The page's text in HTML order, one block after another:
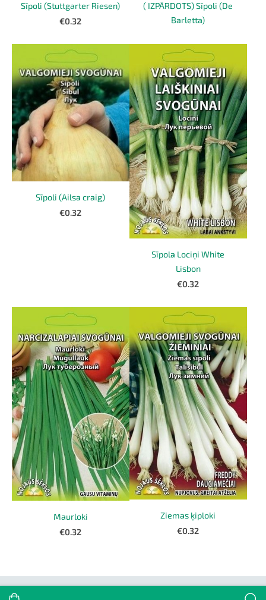
Sīpoli (Stuttgarter Riesen)
€0.32
( IZPĀRDOTS) Sīpoli (De
Barletta)
Sīpoli (Ailsa craig)
€0.32
Sīpola Lociņi White
Lisbon
€0.32
Maurloki
€0.32
Ziemas ķiploki
€0.32